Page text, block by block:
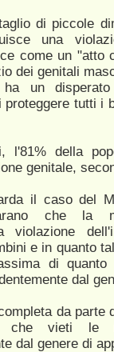
di piccole
una
come un "atto
dei genitali
ha un
tutti i
l'81% della
genitale,
il caso del
che la
violazione
e in quanto
di
dal
da parte
vieti le
dal genere di